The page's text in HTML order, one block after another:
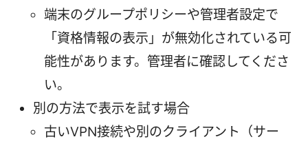
端末のグループポリシーや管理者設定で
「資格情報の表示」が無効化されている可
能性があります。管理者に確認してくださ
い。
別の方法で表示を試す場合
古いVPN接続や別のクライアント（サー